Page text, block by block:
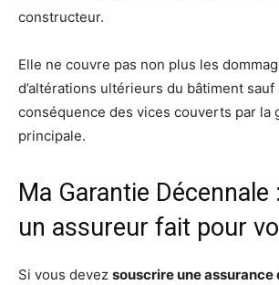
constructeur.
Elle ne couvre pas non plus les
d’altérations ultérieurs du bâtiment sauf
conséquence des vices couverts par la
principale.
Ma Garantie Décennale
un assureur fait pour
Si vous devez souscrire une assurance